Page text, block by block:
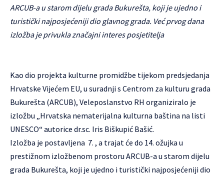
ARCUB-a u starom dijelu grada Bukurešta, koji je ujedno i
turistički najposjećeniji dio glavnog grada. Već prvog dana
izložba je privukla značajni interes posjetitelja
Kao dio projekta kulturne promidžbe tijekom predsjedanja
Hrvatske Vijećem EU, u suradnji s Centrom za kulturu grada
Bukurešta (ARCUB), Veleposlanstvo RH organiziralo je
izložbu „Hrvatska nematerijalna kulturna baština na listi
UNESCO“ autorice dr.sc. Iris Biškupić Bašić.
Izložba je postavljena 7. , a trajat će do 14. ožujka u
prestižnom izložbenom prostoru ARCUB-a u starom dijelu
grada Bukurešta, koji je ujedno i turistički najposjećeniji dio